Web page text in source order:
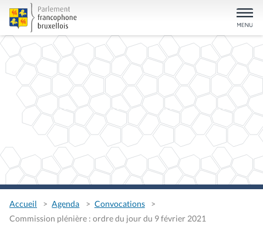
Accueil Agenda
Convocations
Commission plénière : ordre du jour du 9 février 2021